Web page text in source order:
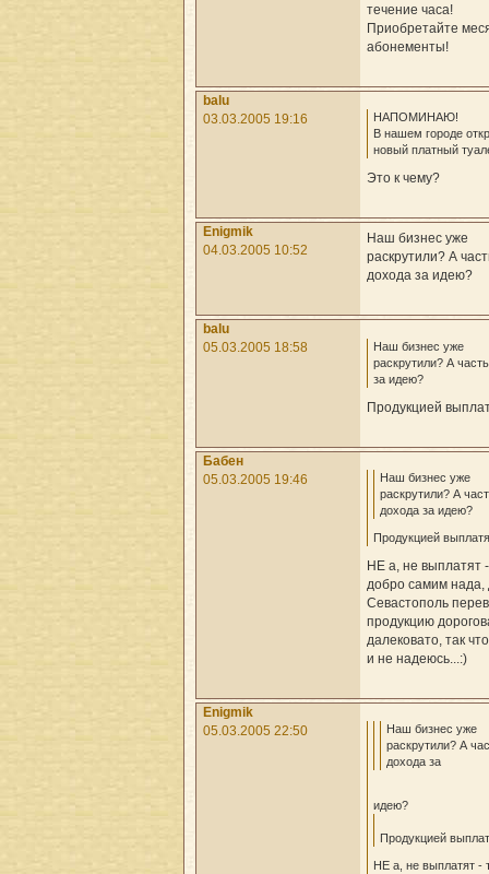
течение часа!
Приобретайте
абонементы!
balu
03.03.2005 19:16
НАПОМИНАЮ!
В нашем городе
новый платный
Это к чему?
Enigmik
04.03.2005 10:52
Наш бизнес уже
раскрутили? А
дохода за идею?
balu
05.03.2005 18:58
Наш бизнес уже
раскрутили? А
за идею?
Продукцией
Бабен
05.03.2005 19:46
Наш бизнес уже
раскрутили? А
дохода за идею?
Продукцией
НЕ а, не выплатят
добро самим нада,
Севастополь
продукцию
далековато, так
и не надеюсь...:)
Enigmik
05.03.2005 22:50
Наш бизнес уже
раскрутили? А
дохода за
идею?
Продукцией
НЕ а, не выплатят -